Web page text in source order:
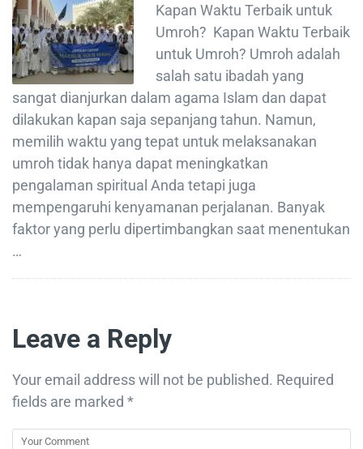
Kapan Waktu Terbaik untuk
Umroh? Kapan Waktu Terbaik
untuk Umroh? Umroh adalah
salah satu ibadah yang
sangat dianjurkan dalam agama Islam dan dapat
dilakukan kapan saja sepanjang tahun. Namun,
memilih waktu yang tepat untuk melaksanakan
umroh tidak hanya dapat meningkatkan
pengalaman spiritual Anda tetapi juga
mempengaruhi kenyamanan perjalanan. Banyak
faktor yang perlu dipertimbangkan saat menentukan
…
Leave a Reply
Your email address will not be published. Required
fields are marked *